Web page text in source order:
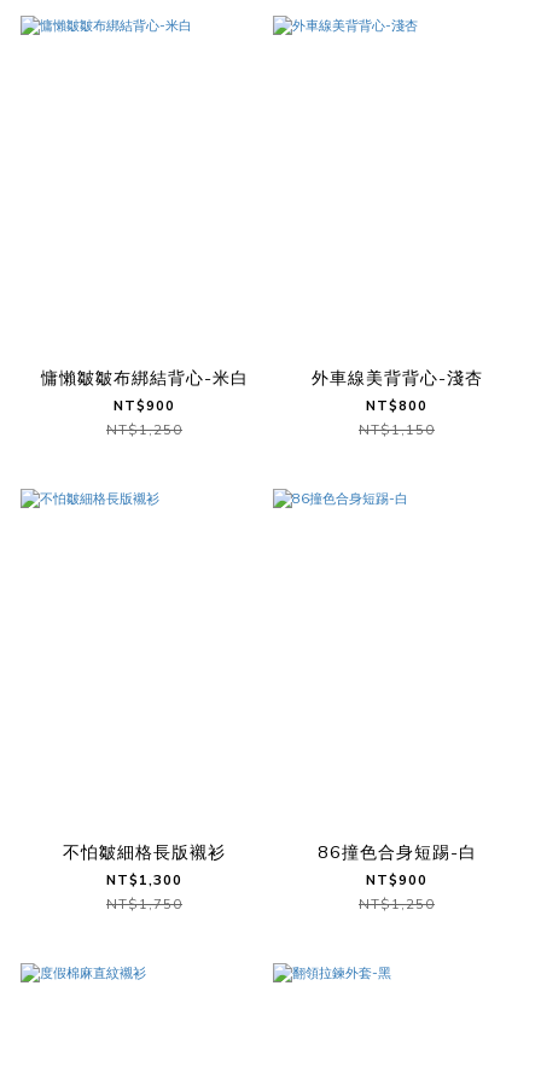
慵懶皺皺布綁結背心-米白
NT$900
NT$1,250
外車線美背背心-淺杏
NT$800
NT$1,150
不怕皺細格長版襯衫
NT$1,300
NT$1,750
86撞色合身短踢-白
NT$900
NT$1,250